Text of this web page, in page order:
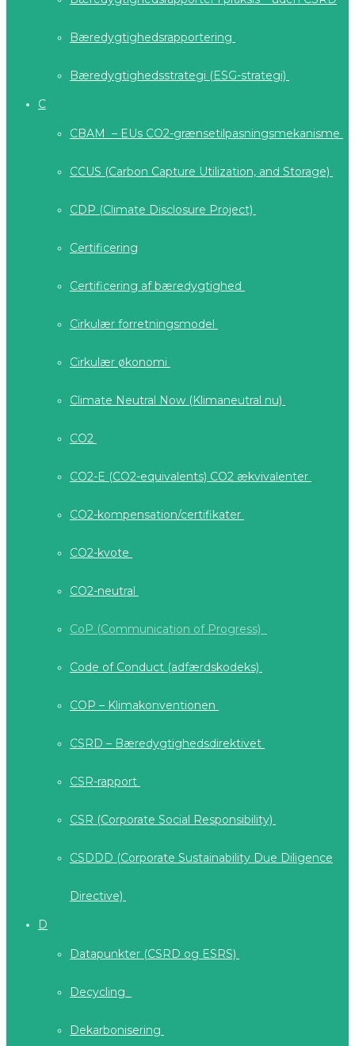
Bæredygtighedsrapportering
Bæredygtighedsstrategi (ESG-strategi)
C
CBAM – EUs CO2-grænsetilpasningsmekanisme
CCUS (Carbon Capture Utilization, and Storage)
CDP (Climate Disclosure Project)
Certificering
Certificering af bæredygtighed
Cirkulær forretningsmodel
Cirkulær økonomi
Climate Neutral Now (Klimaneutral nu)
CO2
CO2-E (CO2-equivalents) CO2 ækvivalenter
CO2-kompensation/certifikater
CO2-kvote
CO2-neutral
CoP (Communication of Progress)
Code of Conduct (adfærdskodeks)
COP – Klimakonventionen
CSRD – Bæredygtighedsdirektivet
CSR-rapport
CSR (Corporate Social Responsibility)
CSDDD (Corporate Sustainability Due Diligence
Directive)
D
Datapunkter (CSRD og ESRS)
Decycling
Dekarbonisering